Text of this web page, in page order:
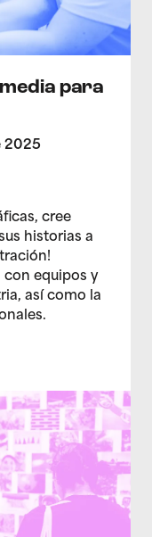
para
2025
cree
historias a
equipos y
así como la
adolescentes 11/